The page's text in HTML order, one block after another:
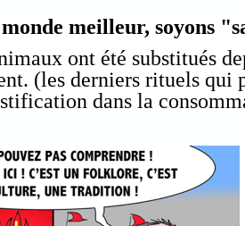
meilleur, soyons
ont été substitués
(les derniers rituels
dans la